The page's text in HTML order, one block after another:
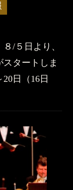
/５日より、
タートしま
日（16日